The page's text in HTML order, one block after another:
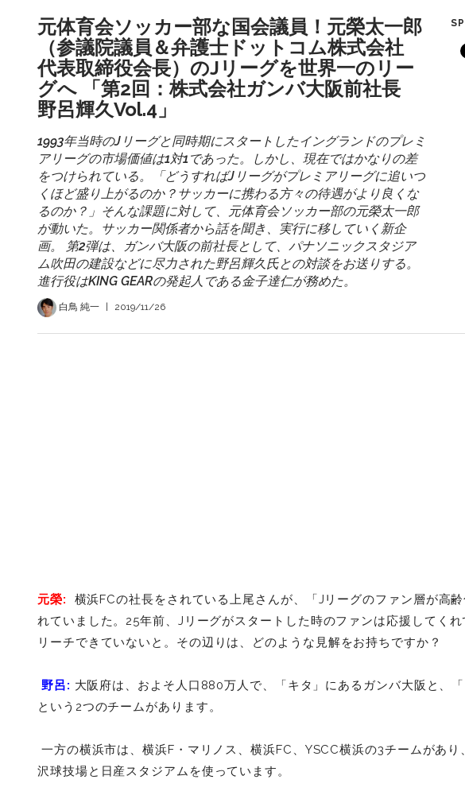
元体育会ソッカー部な国会議員！元榮太一郎
（参議院議員＆弁護士ドットコム株式会社
代表取締役会長）のJリーグを世界一のリー
グへ 「第2回：株式会社ガンバ大阪前社長
野呂輝久Vol.4」
1993年当時のJリーグと同時期にスタートしたイングランドのプレミ
アリーグの市場価値は1対1であった。しかし、現在ではかなりの差
をつけられている。「どうすればJリーグがプレミアリーグに追いつ
くほど盛り上がるのか？サッカーに携わる方々の待遇がより良くな
るのか？」そんな課題に対して、元体育会ソッカー部の元榮太一郎
が動いた。サッカー関係者から話を聞き、実行に移していく新企
画。 第2弾は、ガンバ大阪の前社長として、パナソニックスタジア
ム吹田の建設などに尽力された野呂輝久氏との対談をお送りする。
進行役はKING GEARの発起人である金子達仁が務めた。
白鳥 純一 | 2019/11/26
元榮: 横浜FCの社長をされている上尾さんが、「Jリーグのファン層が高
れていました。25年前、Jリーグがスタートした時のファンは応援してく
リーチできていないと。その辺りは、どのような見解をお持ちですか？
野呂: 大阪府は、およそ人口880万人で、「キタ」にあるガンバ大阪と、
という2つのチームがあります。
一方の横浜市は、横浜F・マリノス、横浜FC、YSCC横浜の3チームがあ
沢球技場と日産スタジアムを使っています。